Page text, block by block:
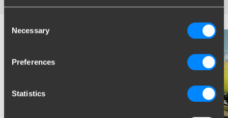
Selection
Necessary
Preferences
Statistics